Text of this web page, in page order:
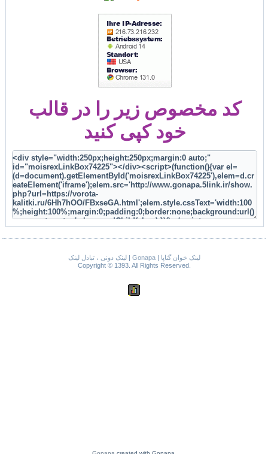
کد مخصوص زیر را در قالب
خود کپی کنید
لینک دونی ، تبادل لینک| Gonapa|
لینک خوان گناپا
Copyright © 1393. All Rights Reserved.